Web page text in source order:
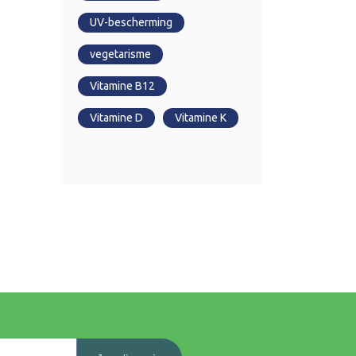
UV-bescherming
vegetarisme
Vitamine B12
Vitamine D Vitamine K